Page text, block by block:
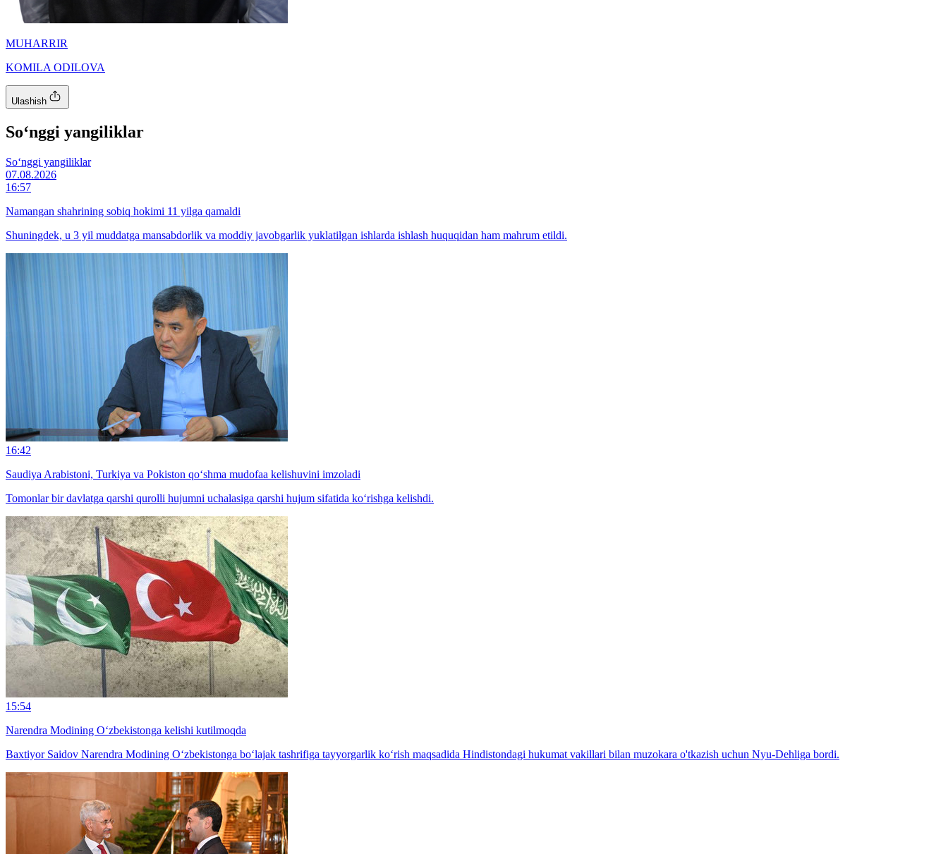
MUHARRIR
KOMILA ODILOVA
Ulashish
So‘nggi yangiliklar
So‘nggi yangiliklar
07.08.2026
16:57
Namangan shahrining sobiq hokimi 11 yilga qamaldi
Shuningdek, u 3 yil muddatga mansabdorlik va moddiy javobgarlik yuklatilgan ishlarda ishlash huquqidan ham mahrum etildi.
16:42
Saudiya Arabistoni, Turkiya va Pokiston qo‘shma mudofaa kelishuvini imzoladi
Tomonlar bir davlatga qarshi qurolli hujumni uchalasiga qarshi hujum sifatida ko‘rishga kelishdi.
15:54
Narendra Modining O‘zbekistonga kelishi kutilmoqda
Baxtiyor Saidov Narendra Modining O‘zbekistonga bo‘lajak tashrifiga tayyorgarlik ko‘rish maqsadida Hindistondagi hukumat vakillari bilan muzokara o'tkazish uchun Nyu-Dehliga bordi.